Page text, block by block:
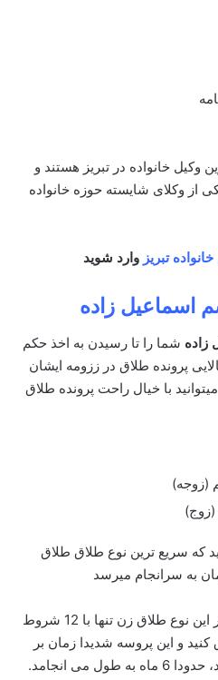
وکیل خانواده در تبریز هستند و
از وکلای شایسته حوزه خانواده
تبریز وارد شوید
اسماعیل زاده
زاده شما را تا رسیدن به اخذ حکم
پرونده طلاق در ززومه ایشان
با خیال راحت پرونده طلاق
(زوجه)
(زوج)
که سریع ترین نوع طلاق طلاق
به سرانجام میرسد
در این نوع طلاق زن تنها با 12 شروط
و این پروسه شدیدا زمان بر
می انجامد.